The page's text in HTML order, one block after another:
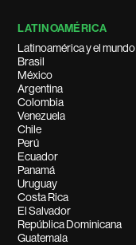
LATINOAMÉRICA
Latinoamérica y el mundo
Brasil
México
Argentina
Colombia
Venezuela
Chile
Perú
Ecuador
Panamá
Uruguay
Costa Rica
El Salvador
República Dominicana
Guatemala